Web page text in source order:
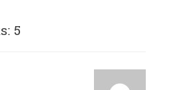
5